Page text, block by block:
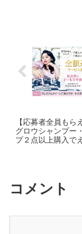
【応募者全員もら
グロウシャンプー
プ２点以上購入で
コメント